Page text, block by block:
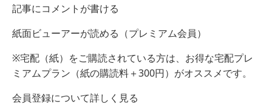
記事にコメントが書ける
紙面ビューアーが読める（プレミアム会員）
※宅配（紙）をご購読されている方は、お得な宅配プレ
ミアムプラン（紙の購読料＋300円）がオススメです。
会員登録について詳しく見る